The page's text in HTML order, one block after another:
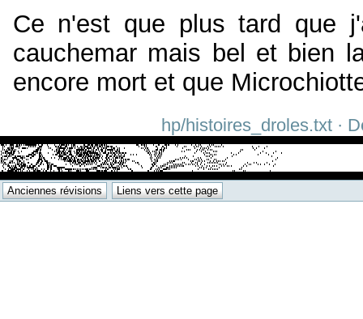
Ce n'est que plus tard que
cauchemar mais bel et bien
encore mort et que
hp/histoires_droles.txt ·